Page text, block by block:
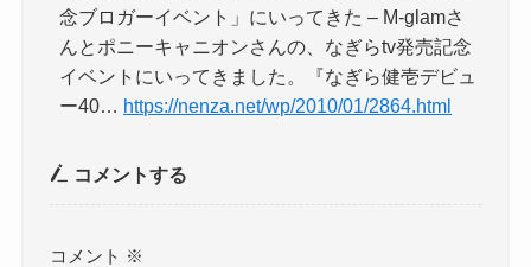
念ブロガーイベント」にいってきた – M-glamさ
んとポニーキャニオンさんの、なぎらtv発売記念
イベントにいってきました。『なぎら健壱デビュ
ー40… https://nenza.net/wp/2010/01/2864.html
コメントする
コメント ※